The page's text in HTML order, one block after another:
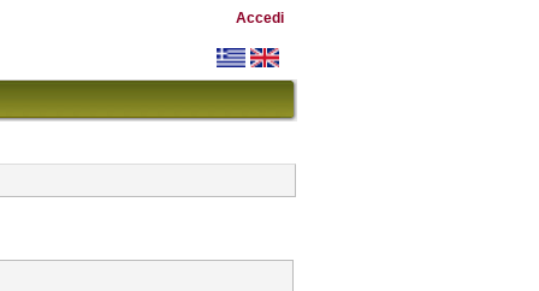
Accedi